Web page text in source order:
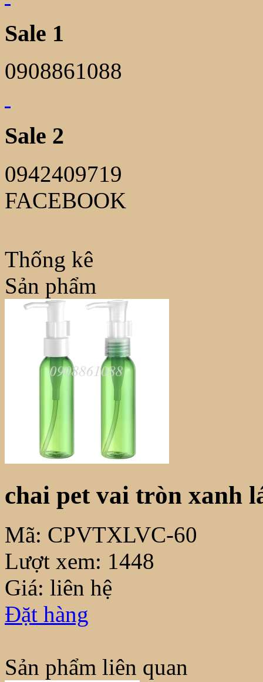
Sale 1
0908861088
Sale 2
0942409719
FACEBOOK
Thống kê
Sản phẩm
chai pet vai tròn xanh
Mã: CPVTXLVC-60
Lượt xem: 1448
Giá: liên hệ
Đặt hàng
Sản phẩm liên quan